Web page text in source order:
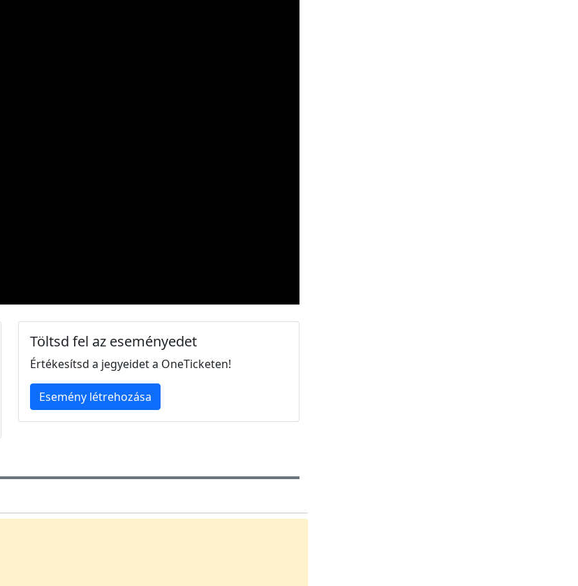
Töltsd fel az eseményedet
Értékesítsd a jegyeidet a OneTicketen!
Esemény létrehozása